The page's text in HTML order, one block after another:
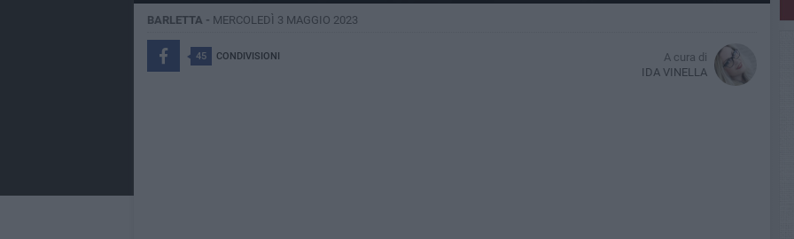
BARLETTA - MERCOLEDÌ 3 MAGGIO 2023
45 CONDIVISIONI
A cura di
IDA VINELLA